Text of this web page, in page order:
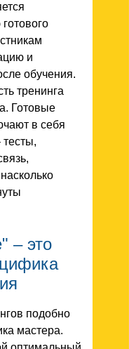
и
обучения.
тренинга
Готовые
в себя
– это
подобно
мастера.